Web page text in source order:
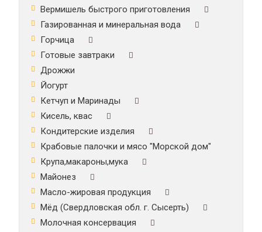
Вермишель быстрого приготовления
Газированная и минеральная вода
Горчица
Готовые завтраки
Дрожжи
Йогурт
Кетчуп и Маринады
Кисель, квас
Кондитерские изделия
Крабовые палочки и мясо "Морской дом"
Крупа,макароны,мука
Майонез
Масло-жировая продукция
Мёд (Свердловская обл. г. Сысерть)
Молочная консервация